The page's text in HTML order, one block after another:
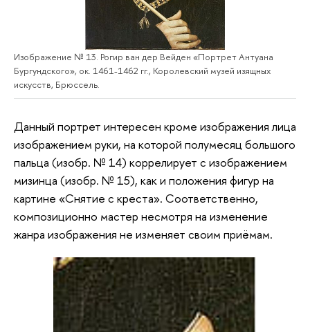
Изображение № 13. Рогир ван дер Вейден «Портрет Антуана
Бургундского», ок. 1461-1462 гг., Королевский музей изящных
искусств, Брюссель.
Данный портрет интересен кроме изображения лица
изображением руки, на которой полумесяц большого
пальца (изобр. № 14) коррелирует с изображением
мизинца (изобр. № 15), как и положения фигур на
картине «Снятие с креста». Соответственно,
композиционно мастер несмотря на изменение
жанра изображения не изменяет своим приёмам.